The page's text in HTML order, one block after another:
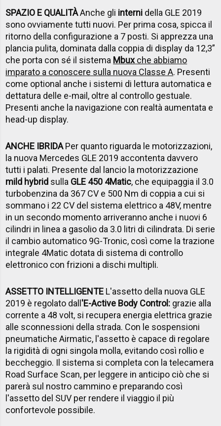
SPAZIO E QUALITÀAnche gli interni della GLE 2019
sono ovviamente tutti nuovi. Per prima cosa, spicca il
ritorno della configurazione a 7 posti. Si apprezza una
plancia pulita, dominata dalla coppia di display da 12,3”
che porta con sé il sistema Mbuxche abbiamo
imparato a conoscere sulla nuova Classe A. Presenti
come optional anche i sistemi di lettura automatica e
dettatura delle e-mail, oltre al controllo gestuale.
Presenti anche la navigazione con realtà aumentata e
head-up display.
ANCHE IBRIDAPer quanto riguarda le motorizzazioni,
la nuova Mercedes GLE 2019 accontenta davvero
tutti i palati. Presente dal lancio la motorizzazione
mild hybrid sulla GLE 450 4Matic, che equipaggia il 3.0
turbobenzina da 367 CV e 500 Nm di coppia a cui si
sommano i 22 CV del sistema elettrico a 48V, mentre
in un secondo momento arriveranno anche i nuovi 6
cilindri in linea a gasolio da 3.0 litri di cilindrata. Di serie
il cambio automatico 9G-Tronic, così come la trazione
integrale 4Matic dotata di sistema di controllo
elettronico con frizioni a dischi multipli.
ASSETTO INTELLIGENTE L'assetto della nuova GLE
2019 è regolato dall 'E-Active Body Control: grazie alla
corrente a 48 volt, si recupera energia elettrica grazie
alle sconnessioni della strada. Con le sospensioni
pneumatiche Airmatic, l'assetto è capace di regolare
la rigidità di ogni singola molla, evitando così rollio e
beccheggio. Il sistema si completa con la telecamera
Road Surface Scan, per leggere in anticipo ciò che si
parerà sul nostro cammino e preparando così
l'assetto del SUV per rendere il viaggio il più
confortevole possibile.